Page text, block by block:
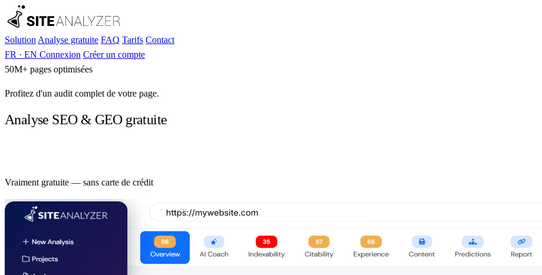
Solution Analyse gratuite FAQ Tarifs Contact
FR · EN Connexion Créer un compte
50M+ pages optimisées
Profitez d'un audit complet de votre page.
Analyse SEO & GEO gratuite
Vraiment gratuite — sans carte de crédit